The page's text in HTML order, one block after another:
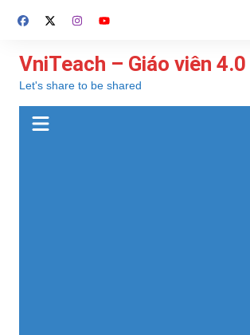
đến
dung
VniTeach – Giáo viên 4.0
Let's share to be shared